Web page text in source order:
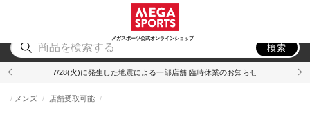
メガスポーツ公式オンラインショップ
アウトドア
検索
7/28(火)に発生した地震による一部店舗 臨時休業のお知らせ
メンズ 店舗受取可能